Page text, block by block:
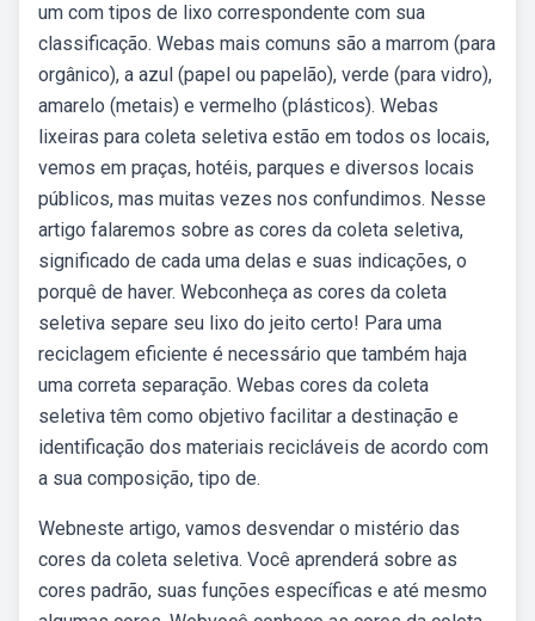
um com tipos de lixo correspondente com sua
classificação. Webas mais comuns são a marrom (para
orgânico), a azul (papel ou papelão), verde (para vidro),
amarelo (metais) e vermelho (plásticos). Webas
lixeiras para coleta seletiva estão em todos os locais,
vemos em praças, hotéis, parques e diversos locais
públicos, mas muitas vezes nos confundimos. Nesse
artigo falaremos sobre as cores da coleta seletiva,
significado de cada uma delas e suas indicações, o
porquê de haver. Webconheça as cores da coleta
seletiva separe seu lixo do jeito certo! Para uma
reciclagem eficiente é necessário que também haja
uma correta separação. Webas cores da coleta
seletiva têm como objetivo facilitar a destinação e
identificação dos materiais recicláveis de acordo com
a sua composição, tipo de.
Webneste artigo, vamos desvendar o mistério das
cores da coleta seletiva. Você aprenderá sobre as
cores padrão, suas funções específicas e até mesmo